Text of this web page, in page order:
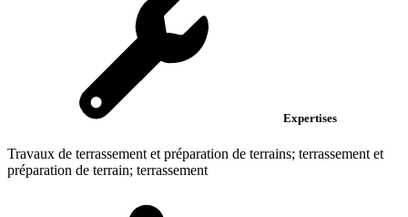
Expertises
Travaux de terrassement et préparation de terrains; terrassement et
préparation de terrain; terrassement